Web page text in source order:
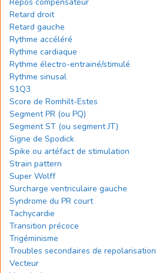
Retard droit
Retard gauche
Rythme accéléré
Rythme cardiaque
Rythme électro-entrainé/stimulé
Rythme sinusal
S1Q3
Score de Romhilt-Estes
Segment PR (ou PQ)
Segment ST (ou segment JT)
Signe de Spodick
Spike ou artéfact de stimulation
Strain pattern
Super Wolff
Surcharge ventriculaire gauche
Syndrome du PR court
Tachycardie
Transition précoce
Trigéminisme
Troubles secondaires de repolarisation
Vecteur